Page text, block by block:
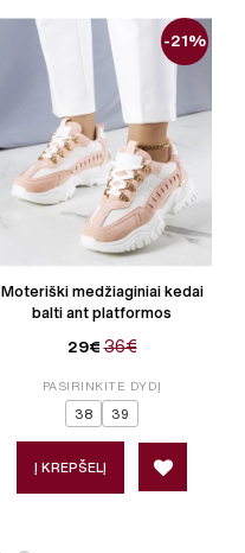
Moteriški medžiaginiai kedai
balti ant platformos
29€ 36€
-21%
PASIRINKITE DYDĮ
38 39
Į KREPŠELĮ